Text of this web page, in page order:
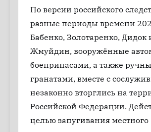
По версии российского
разные периоды времени
Бабенко, Золотаренко, Дидок
Жмуйдин, вооружённые
боеприпасами, а также
гранатами, вместе с
незаконно вторглись на
Российской Федерации.
целью запугивания местного